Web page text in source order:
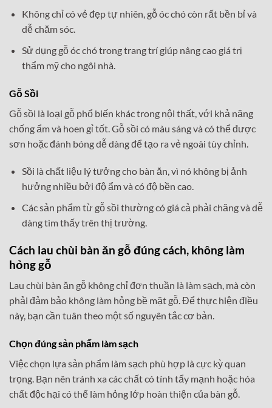
Không chỉ có vẻ đẹp tự nhiên, gỗ óc chó còn rất bền bỉ và
dễ chăm sóc.
Sử dụng gỗ óc chó trong trang trí giúp nâng cao giá trị
thẩm mỹ cho ngôi nhà.
Gỗ Sồi
Gỗ sồi là loại gỗ phổ biến khác trong nội thất, với khả năng
chống ẩm và hoen gỉ tốt. Gỗ sồi có màu sáng và có thể được
sơn hoặc đánh bóng dễ dàng để tạo ra vẻ ngoài tùy chỉnh.
Sồi là chất liệu lý tưởng cho bàn ăn, vì nó không bị ảnh
hưởng nhiều bởi độ ẩm và có độ bền cao.
Các sản phẩm từ gỗ sồi thường có giá cả phải chăng và dễ
dàng tìm thấy trên thị trường.
Cách lau chùi bàn ăn gỗ đúng cách, không làm
hỏng gỗ
Lau chùi bàn ăn gỗ không chỉ đơn thuần là làm sạch, mà còn
phải đảm bảo không làm hỏng bề mặt gỗ. Để thực hiện điều
này, bạn cần tuân theo một số nguyên tắc cơ bản.
Chọn đúng sản phẩm làm sạch
Việc chọn lựa sản phẩm làm sạch phù hợp là cực kỳ quan
trọng. Bạn nên tránh xa các chất có tính tẩy mạnh hoặc hóa
chất độc hại có thể làm hỏng lớp hoàn thiện của bàn gỗ.